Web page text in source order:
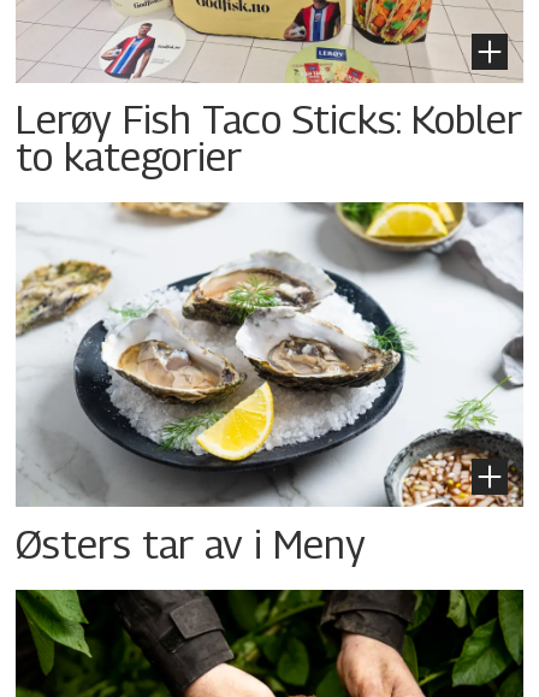
Lerøy Fish Taco Sticks: Kobler
to kategorier
Østers tar av i Meny